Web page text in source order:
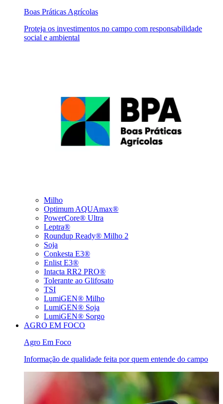
Boas Práticas Agrícolas
Proteja os investimentos no campo com responsabilidade
social e ambiental
Milho
Optimum AQUAmax®
PowerCore® Ultra
Leptra®
Roundup Ready® Milho 2
Soja
Conkesta E3®
Enlist E3®
Intacta RR2 PRO®
Tolerante ao Glifosato
TSI
LumiGEN® Milho
LumiGEN® Soja
LumiGEN® Sorgo
AGRO EM FOCO
Agro Em Foco
Informação de qualidade feita por quem entende do campo